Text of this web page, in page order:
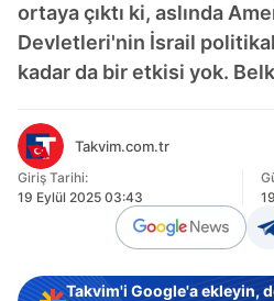
ortaya çıktı ki, aslında
Devletleri'nin İsrail
kadar da bir etkisi yok.
Takvim.com.tr
Giriş Tarihi:
19 Eylül 2025 03:43
Takvim'i Google'a ekleyin,